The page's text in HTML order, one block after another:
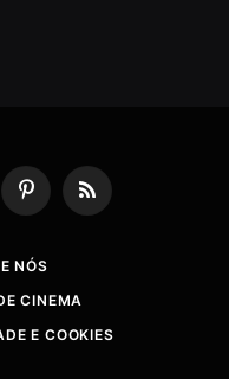
PinterestRSS
NÓS
CINEMA
E COOKIES